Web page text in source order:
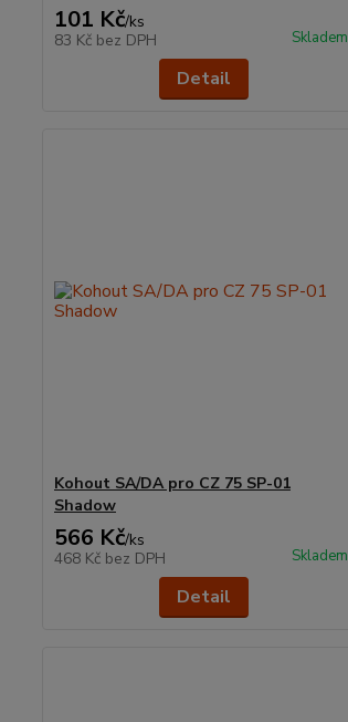
101 Kč/ks
83 Kč bez DPH Skladem
Detail
Kohout SA/DA pro CZ 75 SP-01
Shadow
566 Kč/ks
468 Kč bez DPH Skladem
Detail